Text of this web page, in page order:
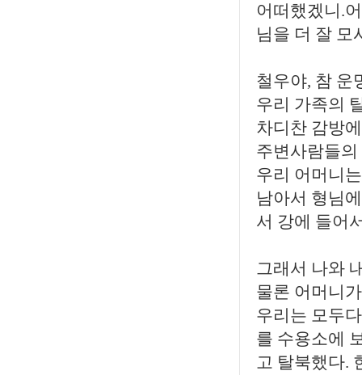
어떠했겠니.
님을 더 잘 모
철우야, 참 운
우리 가족의
차디찬 감방
주변사람들
우리 어머니
남아서 형님
서 강에 들어
그래서 나와
물론 어머니
우리는 모두
를 수용소에
고 탈북했다.